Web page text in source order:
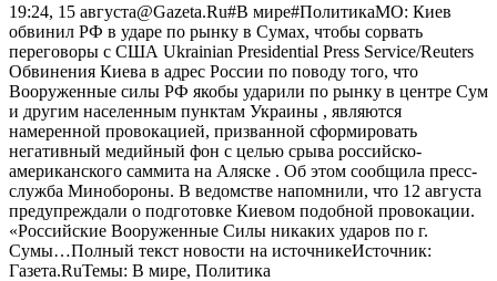
19:24, 15 августа@Gazeta.Ru#В мире#ПолитикаМО: Киев
обвинил РФ в ударе по рынку в Сумах, чтобы сорвать
переговоры с США Ukrainian Presidential Press Service/Reuters
Обвинения Киева в адрес России по поводу того, что
Вооруженные силы РФ якобы ударили по рынку в центре Сум
и другим населенным пунктам Украины , являются
намеренной провокацией, призванной сформировать
негативный медийный фон с целью срыва российско-
американского саммита на Аляске . Об этом сообщила пресс-
служба Минобороны. В ведомстве напомнили, что 12 августа
предупреждали о подготовке Киевом подобной провокации.
«Российские Вооруженные Силы никаких ударов по г.
Сумы…Полный текст новости на источникеИсточник:
Газета.RuТемы: В мире, Политика